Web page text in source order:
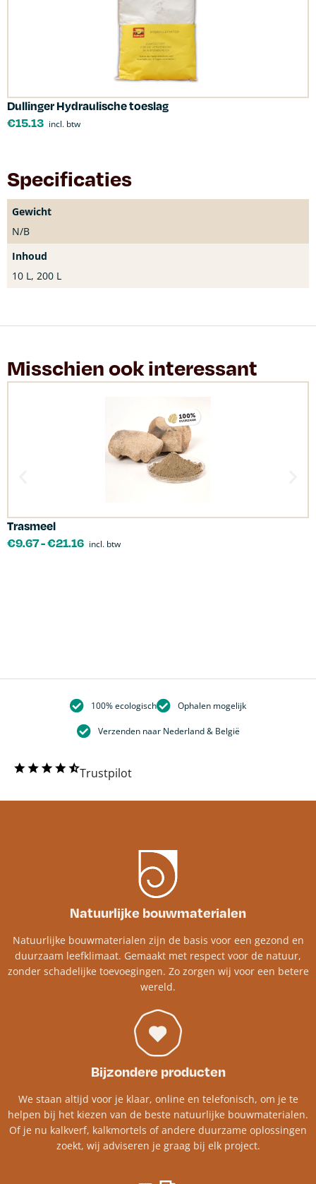
Dullinger Hydraulische toeslag
€15.13 incl. btw
Specificaties
Gewicht
N/B
Inhoud
10 L, 200 L
Misschien ook interessant
Trasmeel
€9.67-€21.16 incl. btw
100% ecologisch Ophalen mogelijk
Verzenden naar Nederland & België
Trustpilot
Natuurlijke bouwmaterialen
Natuurlijke bouwmaterialen zijn de basis voor een gezond en
duurzaam leefklimaat. Gemaakt met respect voor de natuur,
zonder schadelijke toevoegingen. Zo zorgen wij voor een betere
wereld.
Bijzondere producten
We staan altijd voor je klaar, online en telefonisch, om je te
helpen bij het kiezen van de beste natuurlijke bouwmaterialen.
Of je nu kalkverf, kalkmortels of andere duurzame oplossingen
zoekt, wij adviseren je graag bij elk project.​